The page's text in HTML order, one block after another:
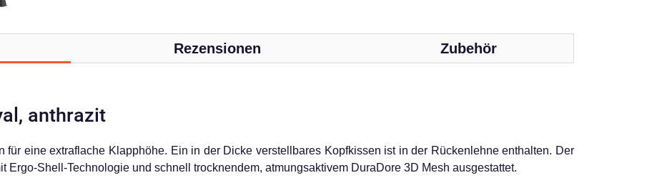
Rezensionen Zubehör
anthrazit
für eine extraflache Klapphöhe. Ein in der Dicke verstellbares Kopfkissen ist in der Rückenlehne enthalten. Der
Ergo-Shell-Technologie und schnell trocknendem, atmungsaktivem DuraDore 3D Mesh ausgestattet.